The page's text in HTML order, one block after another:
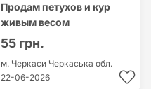
Продам петухов и кур
живым весом
55 грн.
м. Черкаси Черкаська обл.
22-06-2026